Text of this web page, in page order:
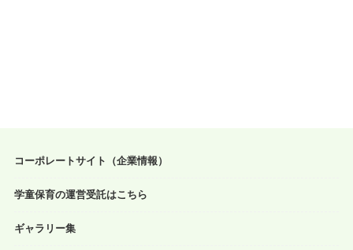
コーポレートサイト（企業情報）
学童保育の運営受託はこちら
ギャラリー集